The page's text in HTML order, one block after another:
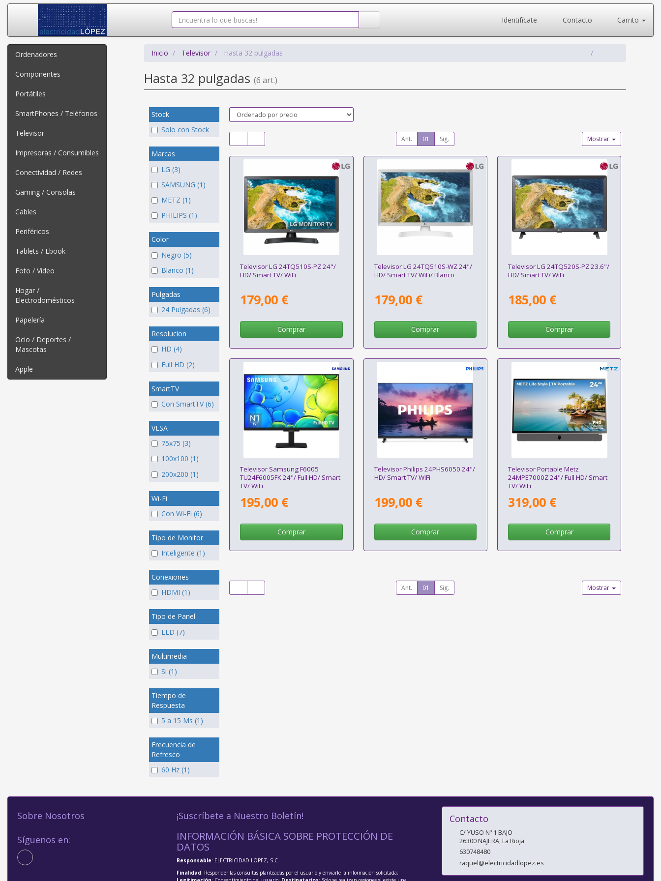
Identifícate Contacto Carrito
Ordenadores
Componentes
Portátiles
SmartPhones / Teléfonos
Televisor
Impresoras / Consumibles
Conectividad / Redes
Gaming / Consolas
Cables
Periféricos
Tablets / Ebook
Foto / Video
Hogar /
Electrodomésticos
Papelería
Ocio / Deportes /
Mascotas
Apple
Inicio Televisor Hasta 32 pulgadas
Hasta 32 pulgadas (6 art.)
Stock
Solo con Stock
Marcas
LG (3)
SAMSUNG (1)
METZ (1)
PHILIPS (1)
Color
Negro (5)
Blanco (1)
Pulgadas
24 Pulgadas (6)
Resolucion
HD (4)
Full HD (2)
SmartTV
Con SmartTV (6)
VESA
75x75 (3)
100x100 (1)
200x200 (1)
Wi-Fi
Con Wi-Fi (6)
Tipo de Monitor
Inteligente (1)
Conexiones
HDMI (1)
Tipo de Panel
LED (7)
Multimedia
Si (1)
Tiempo de
Respuesta
5 a 15 Ms (1)
Frecuencia de
Refresco
60 Hz (1)
Ant. 01 Sig. Mostrar
Televisor LG 24TQ510S-PZ 24"/
HD/ Smart TV/ WiFi
179,00 €
Comprar
Televisor LG 24TQ510S-WZ 24"/
HD/ Smart TV/ WiFi/ Blanco
179,00 €
Comprar
Televisor LG 24TQ520S-PZ 23.6"/
HD/ Smart TV/ WiFi
185,00 €
Comprar
Televisor Samsung F6005
TU24F6005FK 24"/ Full HD/ Smart
TV/ WiFi
195,00 €
Comprar
Televisor Philips 24PHS6050 24"/
HD/ Smart TV/ WiFi
199,00 €
Comprar
Televisor Portable Metz
24MPE7000Z 24"/ Full HD/ Smart
TV/ WiFi
319,00 €
Comprar
Ant. 01 Sig. Mostrar
Sobre Nosotros
Síguenos en:
¡Suscríbete a Nuestro Boletín!
INFORMACIÓN BÁSICA SOBRE PROTECCIÓN DE
DATOS
Responsable: ELECTRICIDAD LOPEZ, S.C.
Finalidad: Responder las consultas planteadas por el usuario y enviarle la información solicitada;
Contacto
C/ YUSO Nº 1 BAJO
26300NAJERA,La Rioja
630748480
raquel@electricidadlopez.es